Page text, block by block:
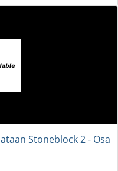
Stoneblock 2 - Osa